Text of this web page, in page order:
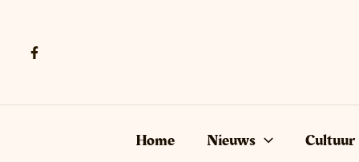
Home Nieuws Cultuur